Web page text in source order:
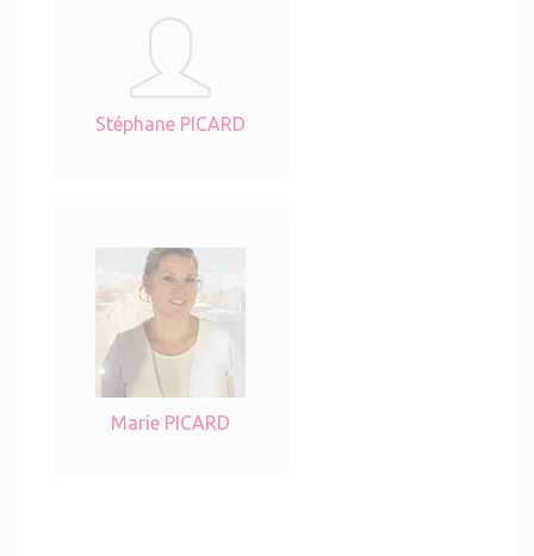
Stéphane PICARD
Marie PICARD